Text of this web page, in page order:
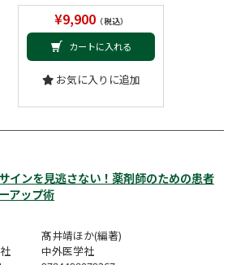
¥9,900（税込）
カートに入れる
お気に入りに追加
インを見逃さない！薬剤師のための患者
アップ術
髙井靖ほか(編著)
中外医学社